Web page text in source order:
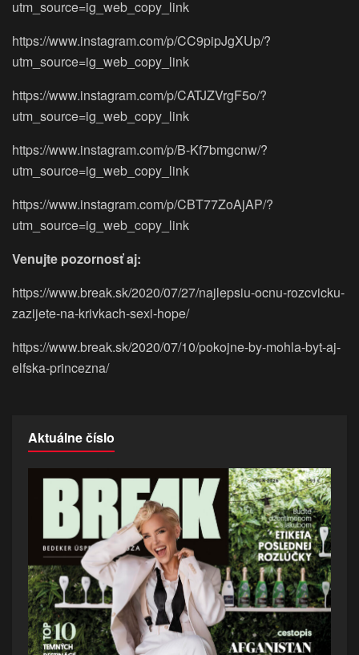
utm_source=ig_web_copy_link
https://www.instagram.com/p/CC9pipJgXUp/?
utm_source=ig_web_copy_link
https://www.instagram.com/p/CATJZVrgF5o/?
utm_source=ig_web_copy_link
https://www.instagram.com/p/B-Kf7bmgcnw/?
utm_source=ig_web_copy_link
https://www.instagram.com/p/CBT77ZoAjAP/?
utm_source=ig_web_copy_link
Venujte pozornosť aj:
https://www.break.sk/2020/07/27/najlepsiu-ocnu-rozcvicku-
zazijete-na-krivkach-sexi-hope/
https://www.break.sk/2020/07/10/pokojne-by-mohla-byt-aj-
elfska-princezna/
Aktuálne číslo